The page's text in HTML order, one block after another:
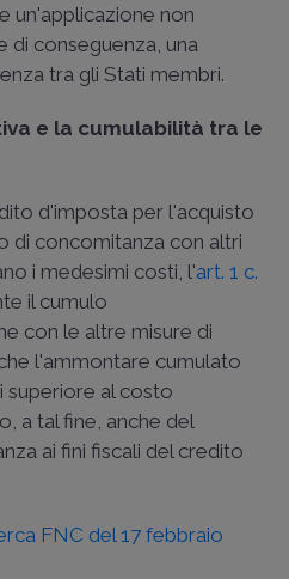
un'applicazione non
di conseguenza, una
tra gli Stati membri.
e la cumulabilità tra le
d'imposta per l'acquisto
di concomitanza con altri
i medesimi costi, l'art. 1 c.
il cumulo
con le altre misure di
l'ammontare cumulato
superiore al costo
a tal fine, anche del
ai fini fiscali del credito
FNC del 17 febbraio